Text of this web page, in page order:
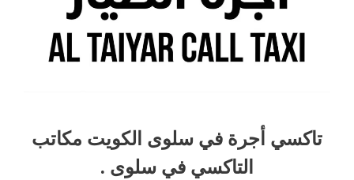
تاكسي أجرة في سلوى الكويت مكاتب
التاكسي في سلوى .